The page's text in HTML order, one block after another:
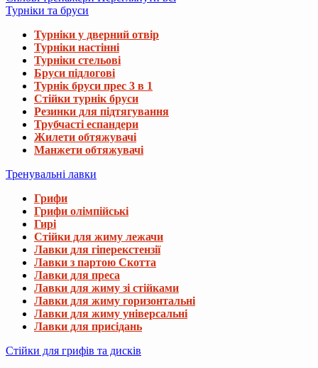
Турніки та бруси
Турніки у дверний отвір
Турніки настінні
Турніки стельові
Бруси підлогові
Турнік бруси прес 3 в 1
Стійки турнік бруси
Резинки для підтягування
Трубчасті еспандери
Жилети обтяжувачі
Манжети обтяжувачі
Тренувальні лавки
Грифи
Грифи олімпійські
Гирі
Стійки для жиму лежачи
Лавки для гіперекстензії
Лавки з партою Скотта
Лавки для преса
Лавки для жиму зі стійками
Лавки для жиму горизонтальні
Лавки для жиму універсальні
Лавки для присідань
Стійки для грифів та дисків